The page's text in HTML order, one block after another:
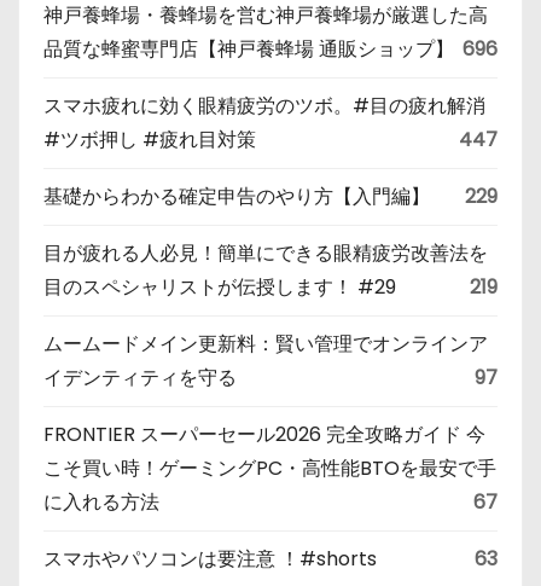
神戸養蜂場・養蜂場を営む神戸養蜂場が厳選した高
品質な蜂蜜専門店【神戸養蜂場 通販ショップ】
696
スマホ疲れに効く眼精疲労のツボ。#目の疲れ解消
#ツボ押し #疲れ目対策
447
基礎からわかる確定申告のやり方【入門編】 229
目が疲れる人必見！簡単にできる眼精疲労改善法を
目のスペシャリストが伝授します！ #29
219
ムームードメイン更新料：賢い管理でオンラインア
イデンティティを守る
97
FRONTIER スーパーセール2026 完全攻略ガイド 今
こそ買い時！ゲーミングPC・高性能BTOを最安で手
に入れる方法
67
スマホやパソコンは要注意 ！#shorts 63